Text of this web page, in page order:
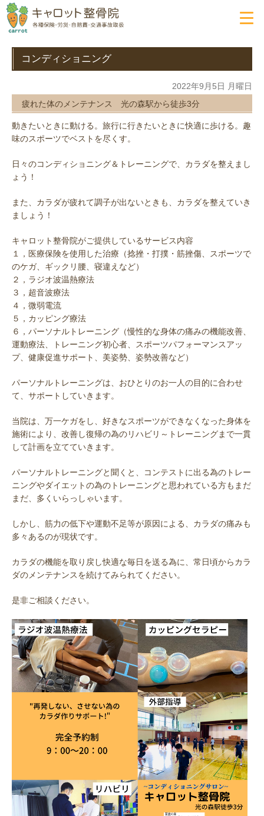
コンディショニング
2022年9月5日 月曜日
疲れた体のメンテナンス 光の森駅から徒歩3分
動きたいときに動ける。旅行に行きたいときに快適に歩ける。趣
味のスポーツでベストを尽くす。
日々のコンディショニング＆トレーニングで、カラダを整えまし
ょう！
また、カラダが疲れて調子が出ないときも、カラダを整えていき
ましょう！
キャロット整骨院がご提供しているサービス内容
１，医療保険を使用した治療（捻挫・打撲・筋挫傷、スポーツで
のケガ、ギックリ腰、寝違えなど）
２，ラジオ波温熱療法
３，超音波療法
４，微弱電流
５，カッピング療法
６，パーソナルトレーニング（慢性的な身体の痛みの機能改善、
運動療法、トレーニング初心者、スポーツパフォーマンスアッ
プ、健康促進サポート、美姿勢、姿勢改善など）
パーソナルトレーニングは、おひとりのお一人の目的に合わせ
て、サポートしていきます。
当院は、万一ケガをし、好きなスポーツができなくなった身体を
施術により、改善し復帰の為のリハビリ～トレーニングまで一貫
して計画を立てていきます。
パーソナルトレーニングと聞くと、コンテストに出る為のトレー
ニングやダイエットの為のトレーニングと思われている方もまだ
まだ、多くいらっしゃいます。
しかし、筋力の低下や運動不足等が原因による、カラダの痛みも
多々あるのが現状です。
カラダの機能を取り戻し快適な毎日を送る為に、常日頃からカラ
ダのメンテナンスを続けてみられてください。
是非ご相談ください。